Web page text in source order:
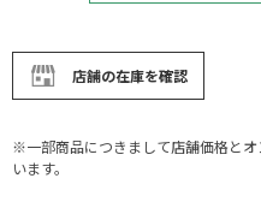
店舗の在庫を確認
※一部商品につきまして店舗価格と
います。